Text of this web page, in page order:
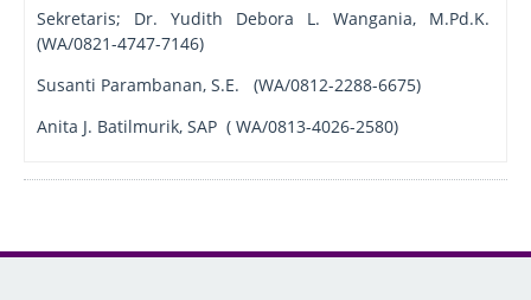
Sekretaris; Dr. Yudith Debora L. Wangania, M.Pd.K.
(WA/0821-4747-7146)
Susanti Parambanan, S.E. (WA/0812-2288-6675)
Anita J. Batilmurik, SAP ( WA/0813-4026-2580)